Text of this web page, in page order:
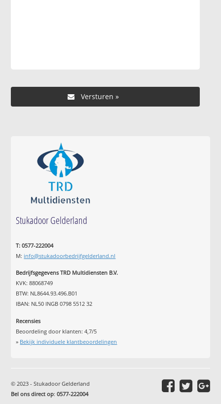
Stukadoor Gelderland
T: 0577-222004
M: info@stukadoorbedrijfgelderland.nl
Bedrijfsgegevens TRD Multidiensten B.V.
KVK: 88068749
BTW: NL8644.93.496.B01
IBAN: NL50 INGB 0798 5512 32
Recensies
Beoordeling door klanten:4,7/5
» Bekijk individuele klantbeoordelingen
© 2023 - Stukadoor Gelderland
Bel ons direct op:0577-222004